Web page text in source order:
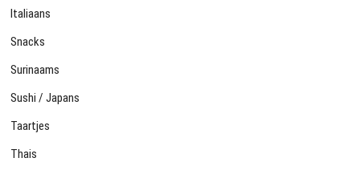
Italiaans
Snacks
Surinaams
Sushi / Japans
Taartjes
Thais